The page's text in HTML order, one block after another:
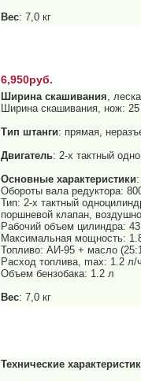
Вес: 7,0 кг
6,950руб.
Ширина скашивания,
Ширина скашивания, нож:
Тип штанги: прямая,
Двигатель: 2-х тактный
Основные характеристики:
Обороты вала редуктора:
Тип: 2-х тактный
поршневой клапан,
Рабочий объем цилиндра:
Максимальная мощность:
Топливо: АИ-95 + масло
Расход топлива, max: 1.2 л/ч
Объем бензобака: 1.2 л
Вес: 7,0 кг
Технические